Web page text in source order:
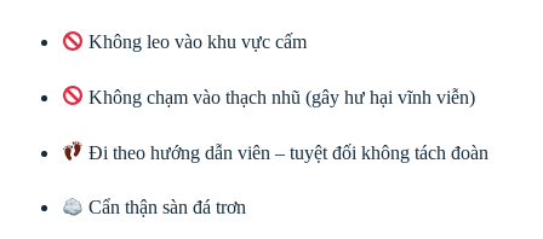
Không leo vào khu vực cấm
Không chạm vào thạch nhũ (gây hư hại vĩnh viễn)
Đi theo hướng dẫn viên – tuyệt đối không tách đoàn
Cẩn thận sàn đá trơn